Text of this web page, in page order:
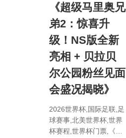
《超级马里奥兄
弟2：惊喜升
级！NS版全新
亮相 + 贝拉贝
尔公园粉丝见面
会盛况揭晓》
2026世界杯,国际足联,足
球赛事,北美世界杯,世界
杯赛程,世界杯门票,《超